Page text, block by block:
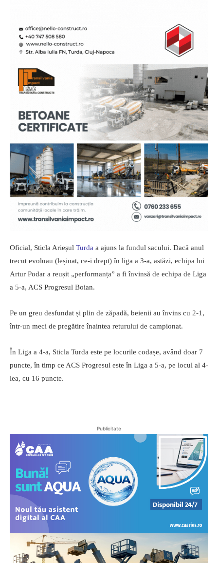
Oficial, Sticla Arieșul Turda a ajuns la fundul sacului. Dacă anul
trecut evoluau (leșinat, ce-i drept) în liga a 3-a, astăzi, echipa lui
Artur Podar a reușit „performanța” a fi învinsă de echipa de Liga
a 5-a, ACS Progresul Boian.
Pe un greu desfundat și plin de zăpadă, beienii au învins cu 2-1,
într-un meci de pregătire înaintea returului de campionat.
În Liga a 4-a, Sticla Turda este pe locurile codașe, având doar 7
puncte, în timp ce ACS Progresul este în Liga a 5-a, pe locul al 4-
lea, cu 16 puncte.
Publicitate